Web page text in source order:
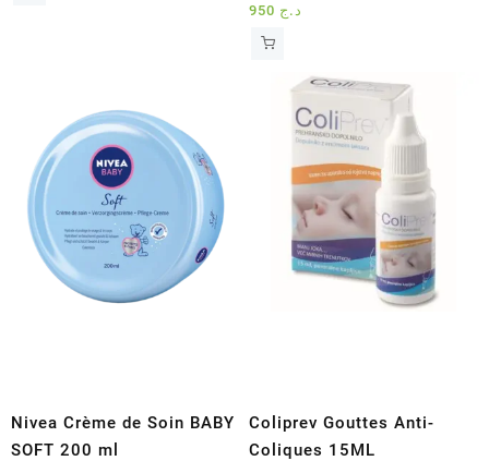
د.ج
Nivea Crème de Soin BABY
SOFT 200 ml
Coliprev Gouttes Anti-
Coliques 15ML